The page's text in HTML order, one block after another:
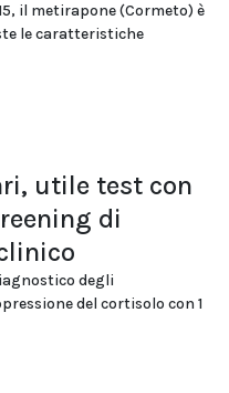
il metirapone (Cormeto) è
le caratteristiche
utile test con
di
degli
del cortisolo con 1